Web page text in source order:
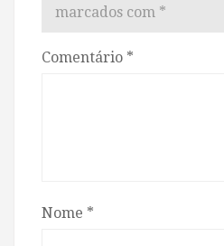
marcados com *
Comentário *
Nome *